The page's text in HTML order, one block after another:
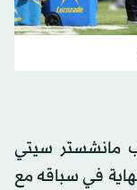
مانشستر سيتي
في سباقه مع